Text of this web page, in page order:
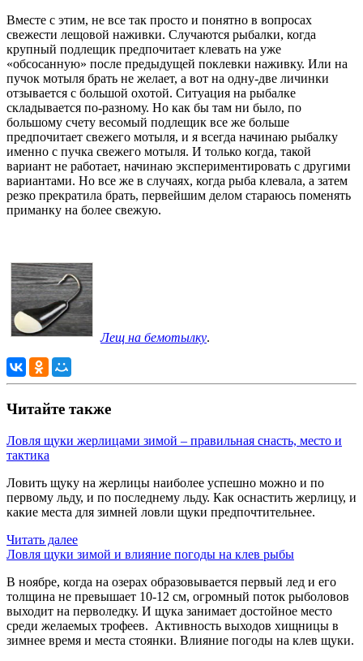
Вместе с этим, не все так просто и понятно в вопросах
свежести лещовой наживки. Случаются рыбалки, когда
крупный подлещик предпочитает клевать на уже
«обсосанную» после предыдущей поклевки наживку. Или на
пучок мотыля брать не желает, а вот на одну-две личинки
отзывается с большой охотой. Ситуация на рыбалке
складывается по-разному. Но как бы там ни было, по
большому счету весомый подлещик все же больше
предпочитает свежего мотыля, и я всегда начинаю рыбалку
именно с пучка свежего мотыля. И только когда, такой
вариант не работает, начинаю экспериментировать с другими
вариантами. Но все же в случаях, когда рыба клевала, а затем
резко прекратила брать, первейшим делом стараюсь поменять
приманку на более свежую.
Лещ на бемотылку
Читайте также
Ловля щуки жерлицами зимой – правильная снасть, место и
тактика
Ловить щуку на жерлицы наиболее успешно можно и по
первому льду, и по последнему льду. Как оснастить жерлицу, и
какие места для зимней ловли щуки предпочтительнее.
Читать далее
Ловля щуки зимой и влияние погоды на клев рыбы
В ноябре, когда на озерах образовывается первый лед и его
толщина не превышает 10-12 см, огромный поток рыболовов
выходит на перволедку. И щука занимает достойное место
среди желаемых трофеев. Активность выходов хищницы в
зимнее время и места стоянки. Влияние погоды на клев щуки.